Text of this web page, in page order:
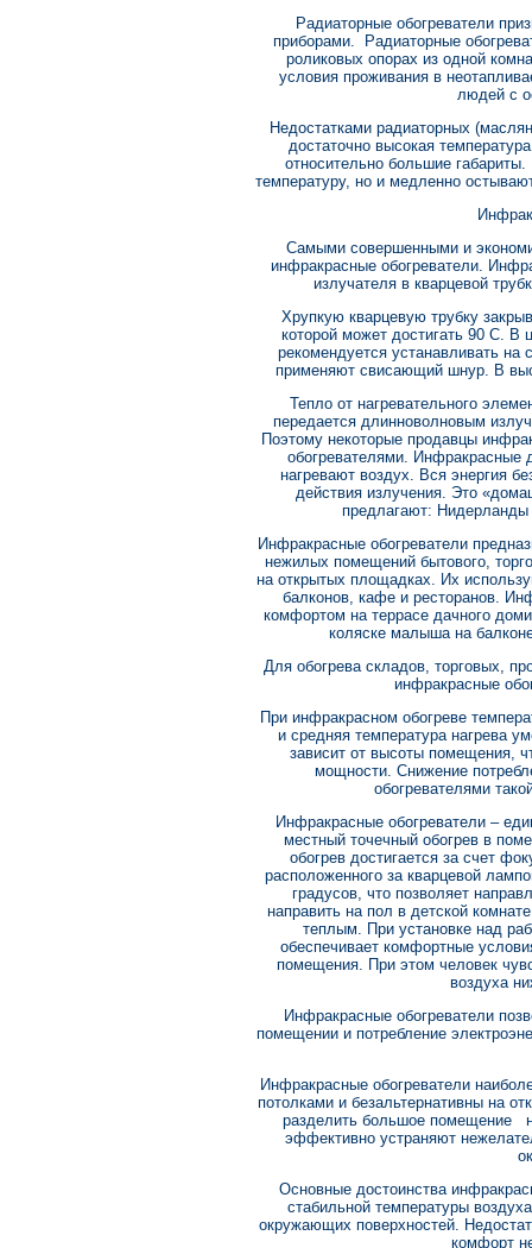
Радиаторные обогреватели
приборами. Радиаторные
роликовых опорах из одной
условия проживания в
людей с
Недостатками радиаторных
достаточно высокая
относительно большие
температуру, но и медленно
Самыми совершенными и
инфракрасные обогреватели.
излучателя в кварцевой
Хрупкую кварцевую трубку
которой может достигать 90 С. В
рекомендуется устанавливать на
применяют свисающий шнур. В
Тепло от нагревательного
передается длинноволновым
Поэтому некоторые продавцы
обогревателями. Инфракрасные
нагревают воздух. Вся энергия
действия излучения. Это
предлагают:
Инфракрасные обогреватели
нежилых помещений бытового,
на открытых площадках. Их
балконов, кафе и ресторанов.
комфортом на террасе дачного
коляске малыша на
Для обогрева складов, торговых,
инфракрасные
При инфракрасном обогреве
и средняя температура нагрева
зависит от высоты помещения,
мощности. Снижение
обогревателями
Инфракрасные обогреватели –
местный точечный обогрев в
обогрев достигается за счет
расположенного за кварцевой
градусов, что позволяет
направить на пол в детской
теплым. При установке над
обеспечивает комфортные
помещения. При этом человек
воздуха
Инфракрасные обогреватели
помещении и потребление
Инфракрасные обогреватели
потолками и безальтернативны на
разделить большое помещение
эффективно устраняют
Основные достоинства
стабильной температуры
окружающих поверхностей.
комфорт